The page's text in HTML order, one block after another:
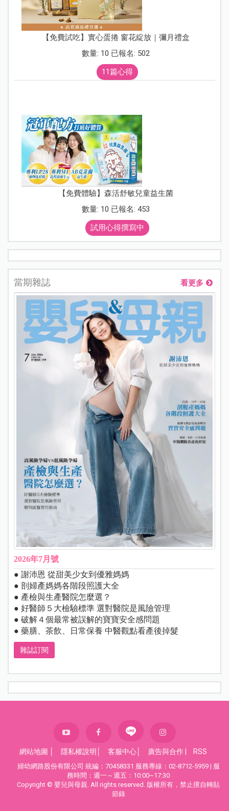
【免費試吃】實心蛋捲 窗花綻放｜彌月禮盒
數量: 10 已報名: 502
11篇心得
【免費體驗】森活舒敏兒童益生菌
數量: 10 已報名: 453
試用心得撰寫中
當期雜誌 看更多
2026年7月號
● 謝沛恩 從甜美少女到優雅媽媽
● 剖婦產媽媽各階段照護大全
● 產檢與生產醫院怎麼選？
● 好醫師５大檢驗標準 選對醫院是風險管理
● 破解４個最常被誤解的寶寶安全感問題
● 藥膳、茶飲、日常保養 中醫觀點看產後掉髮
雜誌訂閱
網站地圖 隱私權說明 客服中心 廣告與合作 RSS
婦幼網路股份有限公司 統編：70458331 服務專線：02-8712-5959 | 服
務時間：週一～週五：10:00~17:30
Copyright © 嬰兒與母親. All rights reserved. 版權所有，禁止擅自轉貼
節錄